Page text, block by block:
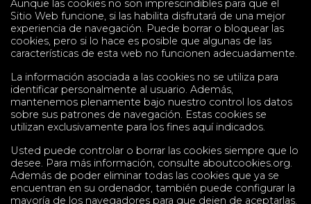
Aunque las cookies no son imprescindibles para que el
Sitio Web funcione, si las habilita disfrutará de una mejor
experiencia de navegación. Puede borrar o bloquear las
cookies, pero si lo hace es posible que algunas de las
características de esta web no funcionen adecuadamente.
La información asociada a las cookies no se utiliza para
identificar personalmente al usuario. Además,
mantenemos plenamente bajo nuestro control los datos
sobre sus patrones de navegación. Estas cookies se
utilizan exclusivamente para los fines aquí indicados.
Usted puede controlar o borrar las cookies siempre que lo
desee. Para más información, consulte aboutcookies.org.
Además de poder eliminar todas las cookies que ya se
encuentran en su ordenador, también puede configurar la
mayoría de los navegadores para que dejen de aceptarlas.